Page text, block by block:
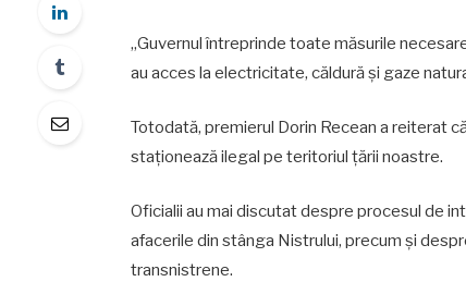
„Guvernul întreprinde toate măsurile
au acces la electricitate, căldură și gaze
Totodată, premierul Dorin Recean a reiterat
staționează ilegal pe teritoriul țării noastre.
Oficialii au mai discutat despre procesul de
afacerile din stânga Nistrului, precum și
transnistrene.